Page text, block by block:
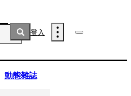
登入
動態雜誌